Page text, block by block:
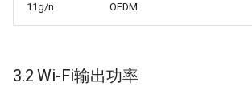
11g/n OFDM
3.2 Wi-Fi输出功率